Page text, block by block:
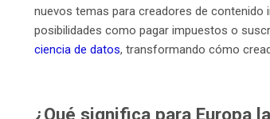
nuevos temas para creadores de
posibilidades como pagar impuestos o
ciencia de datos, transformando cómo
¿Qué significa para Europa